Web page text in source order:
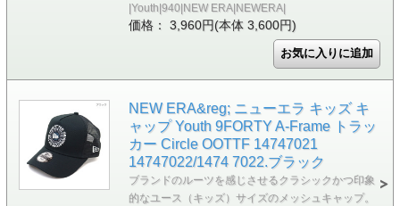
|Youth|940|NEW ERA|NEWERA|
価格： 3,960円(本体 3,600円)
NEW ERA&reg; ニューエラ キッズ キ
ャップ Youth 9FORTY A-Frame トラッ
カー Circle OOTTF 14747021
14747022/1474 7022.ブラック
ブランドのルーツを感じさせるクラシックかつ印象
的なユース（キッズ）サイズのメッシュキャップ。